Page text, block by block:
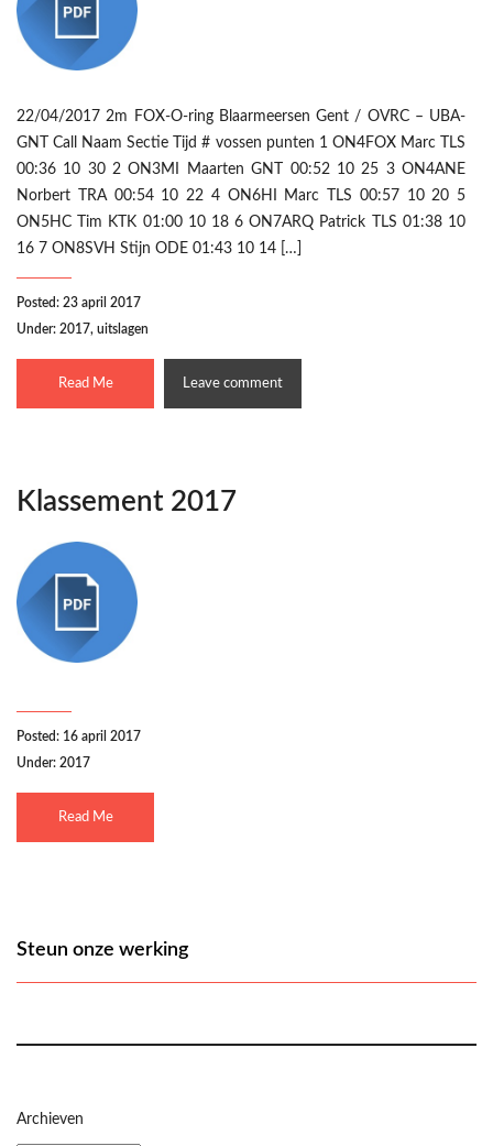
22/04/2017 2m FOX-O-ring Blaarmeersen Gent / OVRC – UBA-
GNT Call Naam Sectie Tijd # vossen punten 1 ON4FOX Marc TLS
00:36 10 30 2 ON3MI Maarten GNT 00:52 10 25 3 ON4ANE
Norbert TRA 00:54 10 22 4 ON6HI Marc TLS 00:57 10 20 5
ON5HC Tim KTK 01:00 10 18 6 ON7ARQ Patrick TLS 01:38 10
16 7 ON8SVH Stijn ODE 01:43 10 14 […]
Posted: 23 april 2017
Under: 2017, uitslagen
Read Me Leave comment
Klassement 2017
Posted: 16 april 2017
Under: 2017
Read Me
Steun onze werking
Archieven